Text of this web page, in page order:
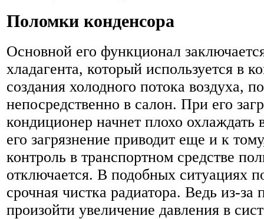
Поломки конденсора
Основной его функционал
хладагента, который используется в
создания холодного потока воздуха,
непосредственно в салон. При его
кондиционер начнет плохо охлаждать
его загрязнение приводит еще и к
контроль в транспортном средстве
отключается. В подобных ситуациях
срочная чистка радиатора. Ведь из-за
произойти увеличение давления в